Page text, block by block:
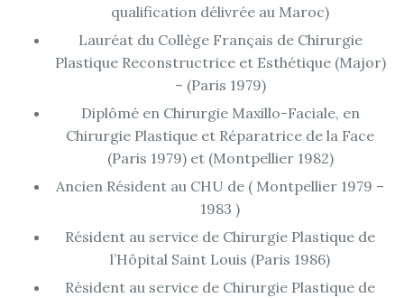
qualification délivrée au Maroc)
Lauréat du Collège Français de Chirurgie
Plastique Reconstructrice et Esthétique (Major)
– (Paris 1979)
Diplômé en Chirurgie Maxillo-Faciale, en
Chirurgie Plastique et Réparatrice de la Face
(Paris 1979) et (Montpellier 1982)
Ancien Résident au CHU de ( Montpellier 1979 –
1983 )
Résident au service de Chirurgie Plastique de
l’Hôpital Saint Louis (Paris 1986)
Résident au service de Chirurgie Plastique de